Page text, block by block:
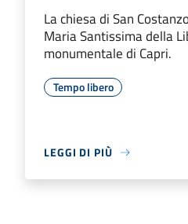
La chiesa di San
Maria Santissima della
monumentale di Capri.
Tempo libero
LEGGI DI PIÙ